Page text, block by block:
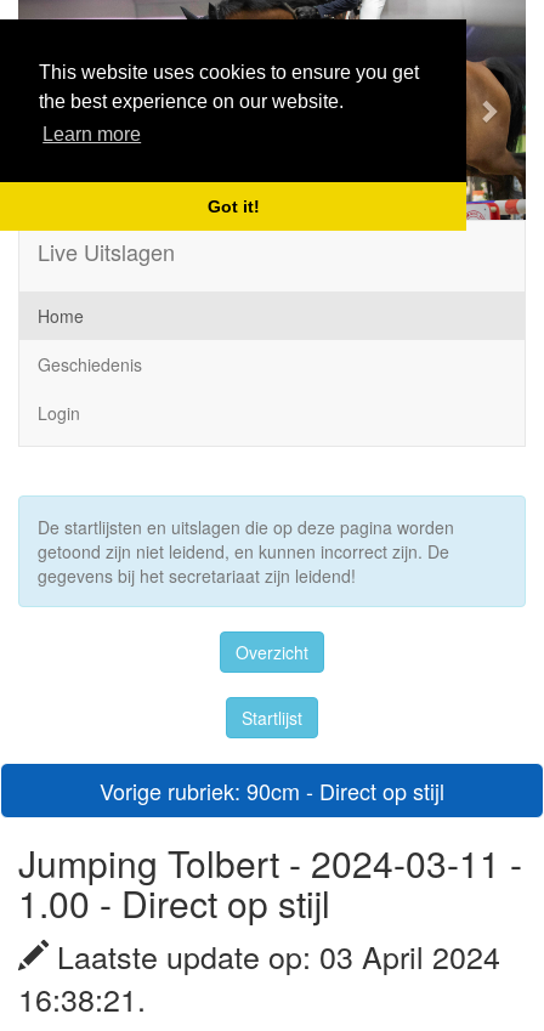
This website uses cookies to ensure you get
the best experience on our website.
Learn more
Got it!
Previous Next
Live Uitslagen
Home
Geschiedenis
Login
De startlijsten en uitslagen die op deze pagina worden
getoond zijn niet leidend, en kunnen incorrect zijn. De
gegevens bij het secretariaat zijn leidend!
Overzicht
Startlijst
Vorige rubriek: 90cm - Direct op stijl
Jumping Tolbert - 2024-03-11 -
1.00 - Direct op stijl
Laatste update op: 03 April 2024
16:38:21.